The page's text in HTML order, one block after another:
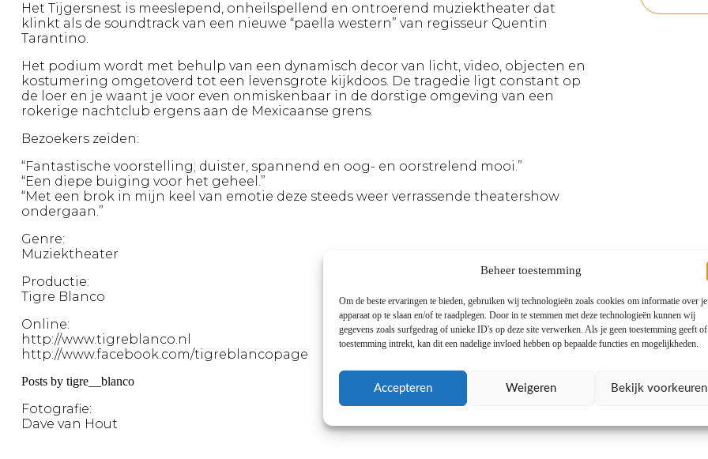
Beheer toestemming
Om de beste ervaringen te bieden, gebruiken wij technologieën zoals cookies om informatie over je
apparaat op te slaan en/of te raadplegen. Door in te stemmen met deze technologieën kunnen wij
gegevens zoals surfgedrag of unieke ID's op deze site verwerken. Als je geen toestemming geeft
toestemming intrekt, kan dit een nadelige invloed hebben op bepaalde functies en mogelijkheden.
Accepteren Weigeren Bekijk voorkeuren
Het Tijgersnest is meeslepend, onheilspellend en ontroerend muziektheater dat
klinkt als de soundtrack van een nieuwe “paella western” van regisseur Quentin
Tarantino.
Het podium wordt met behulp van een dynamisch decor van licht, video, objecten en
kostumering omgetoverd tot een levensgrote kijkdoos. De tragedie ligt constant op
de loer en je waant je voor even onmiskenbaar in de dorstige omgeving van een
rokerige nachtclub ergens aan de Mexicaanse grens.
Bezoekers zeiden:
“Fantastische voorstelling; duister, spannend en oog- en oorstrelend mooi.”
“Een diepe buiging voor het geheel.”
“Met een brok in mijn keel van emotie deze steeds weer verrassende theatershow
ondergaan.”
Genre:
Muziektheater
Productie:
Tigre Blanco
Online:
http://www.tigreblanco.nl
http://www.facebook.com/tigreblancopage
Posts by tigre__blanco
Fotografie:
Dave van Hout